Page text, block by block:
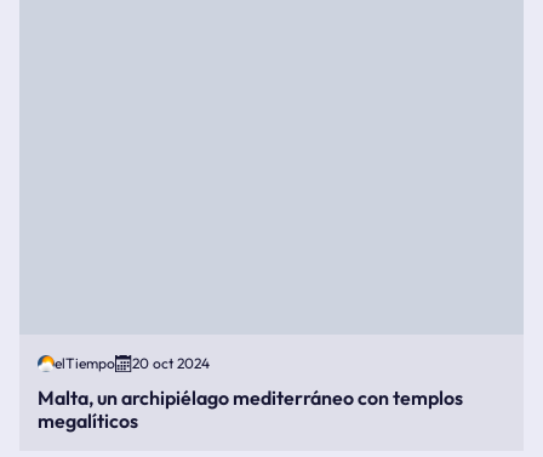
elTiempo 20 oct 2024
Malta, un archipiélago mediterráneo con templos
megalíticos